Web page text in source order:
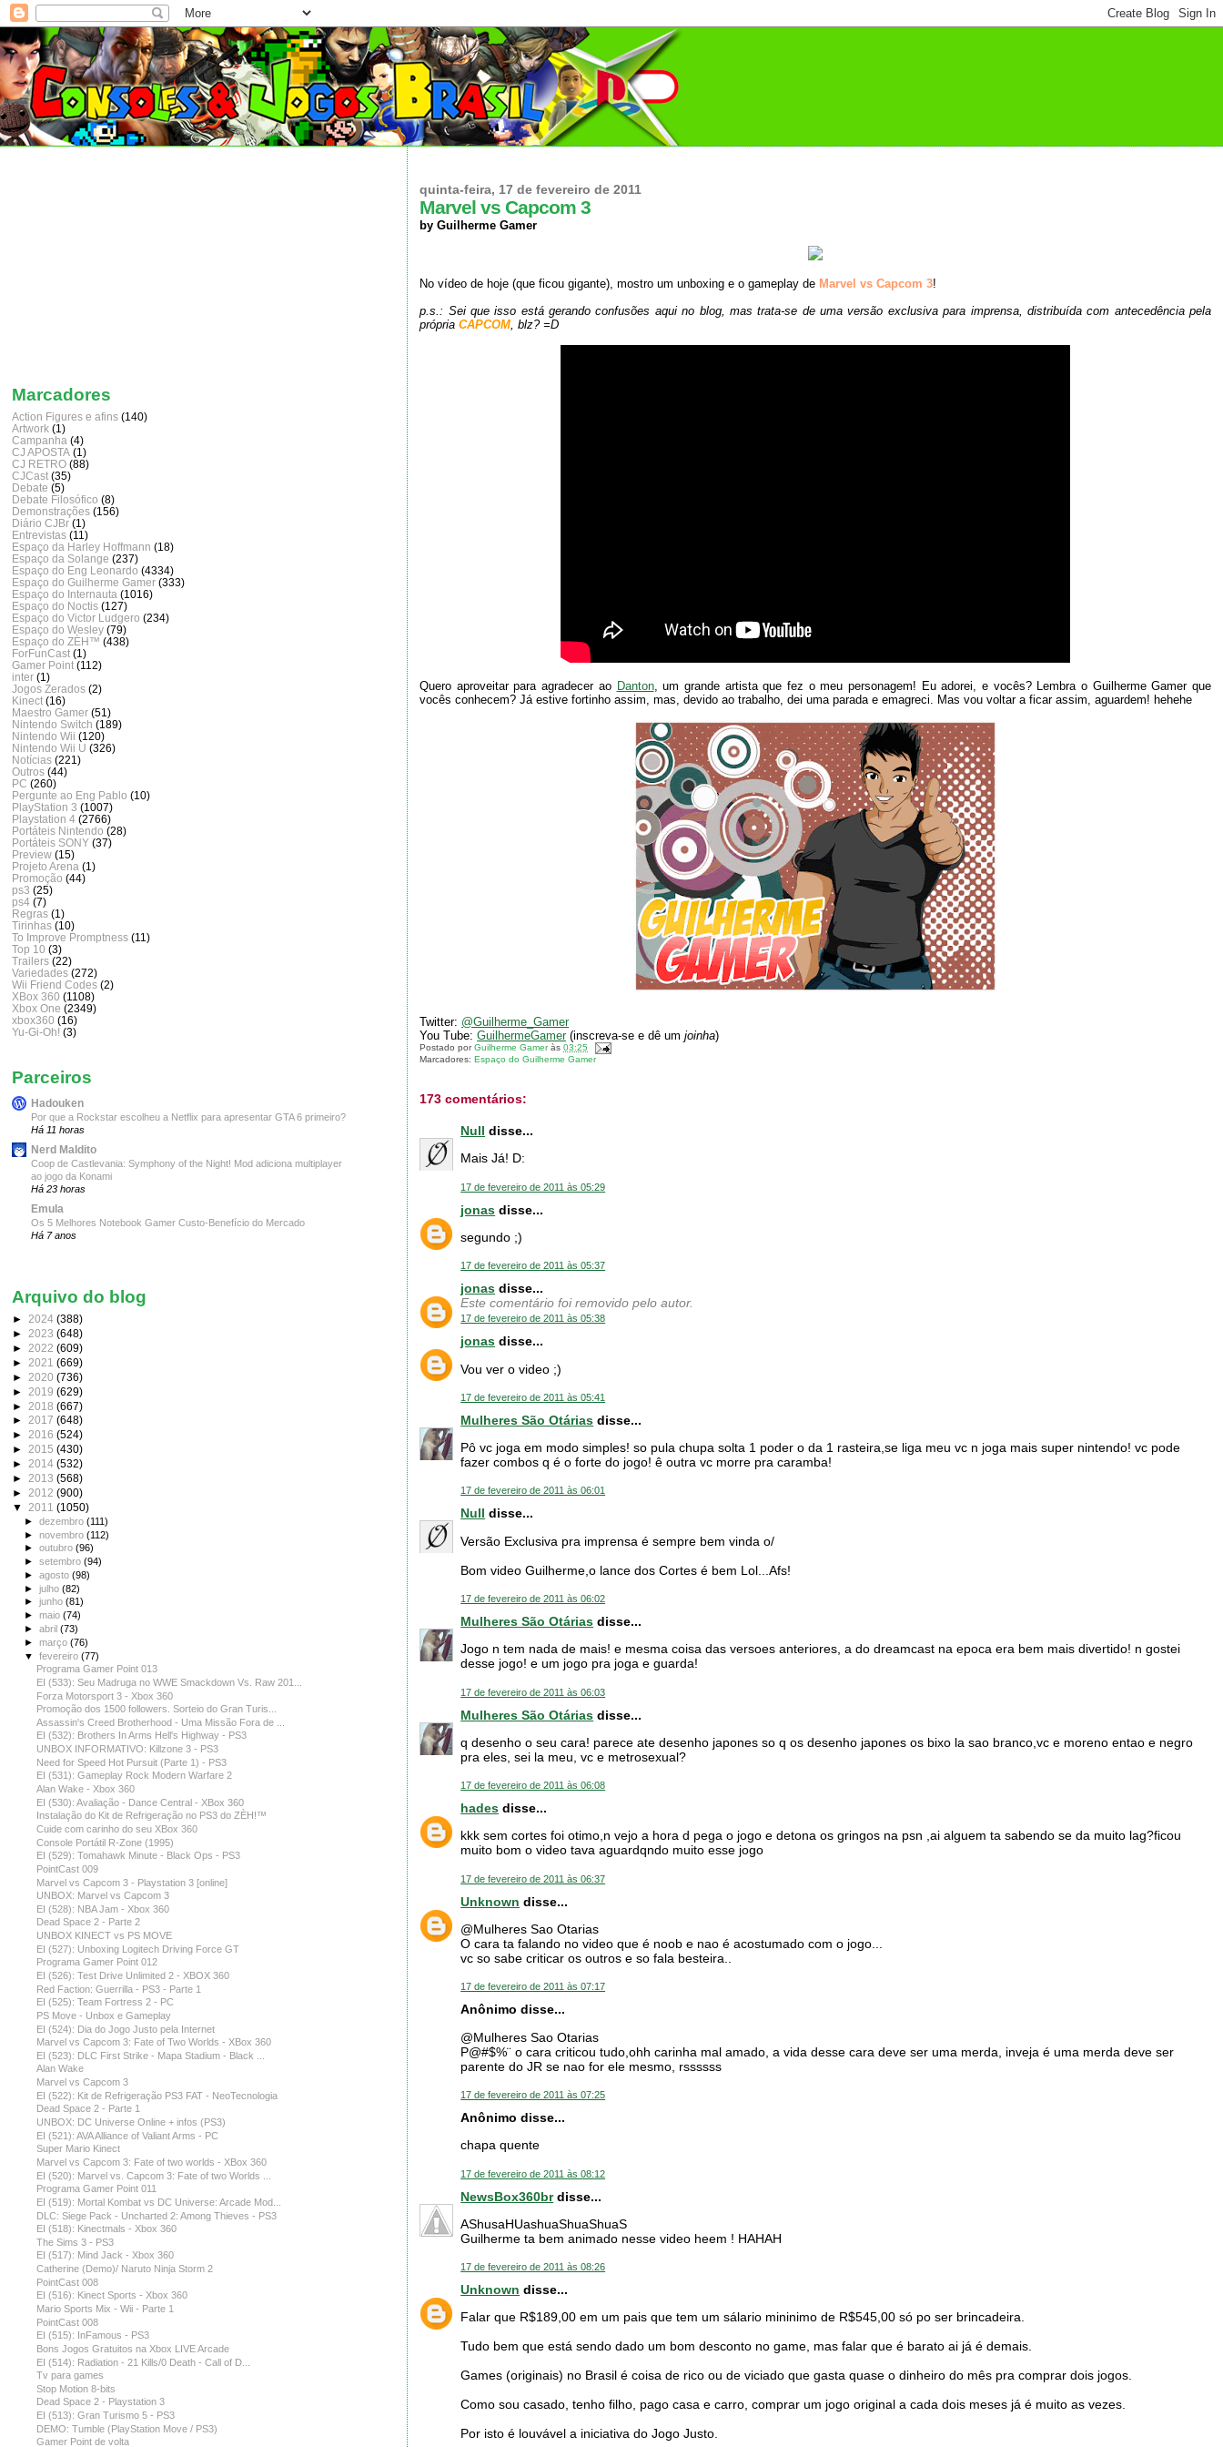
quinta-feira, 17 de fevereiro de 2011
Marvel vs Capcom 3
by Guilherme Gamer
No vídeo de hoje (que ficou gigante), mostro um unboxing e o gameplay de Marvel vs Capcom 3!
p.s.: Sei que isso está gerando confusões aqui no blog, mas trata-se de uma versão exclusiva para imprensa, distribuída com antecedência pela
própriaCAPCOM, blz? =D
Quero aproveitar para agradecer ao Danton, um grande artista que fez o meu personagem! Eu adorei, e vocês? Lembra o Guilherme Gamer que
vocês conhecem? Já estive fortinho assim, mas, devido ao trabalho, dei uma parada e emagreci. Mas vou voltar a ficar assim, aguardem! hehehe
Twitter: @Guilherme_Gamer
You Tube:GuilhermeGamer(inscreva-se e dê umjoinha)
Postado porGuilherme Gameràs03:25
Marcadores:Espaço do Guilherme Gamer
173 comentários:
Null disse...
Mais Já! D:
17 de fevereiro de 2011 às 05:29
jonas disse...
segundo ;)
17 de fevereiro de 2011 às 05:37
jonas disse...
Este comentário foi removido pelo autor.
17 de fevereiro de 2011 às 05:38
jonas disse...
Vou ver o video ;)
17 de fevereiro de 2011 às 05:41
Mulheres São Otárias disse...
Pô vc joga em modo simples! so pula chupa solta 1 poder o da 1 rasteira,se liga meu vc n joga mais super nintendo! vc pode
fazer combos q é o forte do jogo! ê outra vc morre pra caramba!
17 de fevereiro de 2011 às 06:01
Null disse...
Versão Exclusiva pra imprensa é sempre bem vinda o/
Bom video Guilherme,o lance dos Cortes é bem Lol...Afs!
17 de fevereiro de 2011 às 06:02
Mulheres São Otárias disse...
Jogo n tem nada de mais! e mesma coisa das versoes anteriores, a do dreamcast na epoca era bem mais divertido! n gostei
desse jogo! e um jogo pra joga e guarda!
17 de fevereiro de 2011 às 06:03
Mulheres São Otárias disse...
q desenho o seu cara! parece ate desenho japones so q os desenho japones os bixo la sao branco,vc e moreno entao e negro
pra eles, sei la meu, vc e metrosexual?
17 de fevereiro de 2011 às 06:08
hades disse...
kkk sem cortes foi otimo,n vejo a hora d pega o jogo e detona os gringos na psn ,ai alguem ta sabendo se da muito lag?ficou
muito bom o video tava aguardqndo muito esse jogo
17 de fevereiro de 2011 às 06:37
Unknown disse...
@Mulheres Sao Otarias
O cara ta falando no video que é noob e nao é acostumado com o jogo...
vc so sabe criticar os outros e so fala besteira..
17 de fevereiro de 2011 às 07:17
Anônimo disse...
@Mulheres Sao Otarias
P@#$%¨ o cara criticou tudo,ohh carinha mal amado, a vida desse cara deve ser uma merda, inveja é uma merda deve ser
parente do JR se nao for ele mesmo, rssssss
17 de fevereiro de 2011 às 07:25
Anônimo disse...
chapa quente
17 de fevereiro de 2011 às 08:12
NewsBox360brdisse...
AShusaHUashuaShuaShuaS
Guilherme ta bem animado nesse video heem ! HAHAH
17 de fevereiro de 2011 às 08:26
Unknown disse...
Falar que R$189,00 em um pais que tem um sálario mininimo de R$545,00 só po ser brincadeira.
Tudo bem que está sendo dado um bom desconto no game, mas falar que é barato ai já é demais.
Games (originais) no Brasil é coisa de rico ou de viciado que gasta quase o dinheiro do mês pra comprar dois jogos.
Como sou casado, tenho filho, pago casa e carro, comprar um jogo original a cada dois meses já é muito as vezes.
Por isto é louvável a iniciativa do Jogo Justo.
Marcadores
Action Figures e afins (140)
Artwork (1)
Campanha (4)
CJ APOSTA (1)
CJ RETRO (88)
CJCast (35)
Debate (5)
Debate Filosófico (8)
Demonstrações (156)
Diário CJBr (1)
Entrevistas (11)
Espaço da Harley Hoffmann (18)
Espaço da Solange (237)
Espaço do Eng Leonardo (4334)
Espaço do Guilherme Gamer (333)
Espaço do Internauta (1016)
Espaço do Noctis (127)
Espaço do Victor Ludgero (234)
Espaço do Wesley (79)
Espaço do ZÈH™ (438)
ForFunCast (1)
Gamer Point (112)
inter (1)
Jogos Zerados (2)
Kinect (16)
Maestro Gamer (51)
Nintendo Switch (189)
Nintendo Wii (120)
Nintendo Wii U (326)
Notícias (221)
Outros (44)
PC (260)
Pergunte ao Eng Pablo (10)
PlayStation 3 (1007)
Playstation 4 (2766)
Portáteis Nintendo (28)
Portáteis SONY (37)
Preview (15)
Projeto Arena (1)
Promoção (44)
ps3 (25)
ps4 (7)
Regras (1)
Tirinhas (10)
To Improve Promptness (11)
Top 10 (3)
Trailers (22)
Variedades (272)
Wii Friend Codes (2)
XBox 360 (1108)
Xbox One (2349)
xbox360 (16)
Yu-Gi-Oh! (3)
Parceiros
Hadouken
Por que a Rockstar escolheu a Netflix para apresentar GTA 6 primeiro?
Há 11 horas
Nerd Maldito
Coop de Castlevania: Symphony of the Night! Mod adiciona multiplayer
ao jogo da Konami
Há 23 horas
Emula
Os 5 Melhores Notebook Gamer Custo-Benefício do Mercado
Há 7 anos
Arquivo do blog
► 2024 (388)
► 2023 (648)
► 2022 (609)
► 2021 (669)
► 2020 (736)
► 2019 (629)
► 2018 (667)
► 2017 (648)
► 2016 (524)
► 2015 (430)
► 2014 (532)
► 2013 (568)
► 2012 (900)
▼ 2011 (1050)
►dezembro(111)
►novembro(112)
►outubro(96)
►setembro(94)
►agosto(98)
►julho(82)
►junho(81)
►maio(74)
►abril(73)
►março(76)
▼fevereiro(77)
Programa Gamer Point 013
EI (533): Seu Madruga no WWE Smackdown Vs. Raw 201...
Forza Motorsport 3 - Xbox 360
Promoção dos 1500 followers. Sorteio do Gran Turis...
Assassin's Creed Brotherhood - Uma Missão Fora de ...
EI (532): Brothers In Arms Hell's Highway - PS3
UNBOX INFORMATIVO: Killzone 3 - PS3
Need for Speed Hot Pursuit (Parte 1) - PS3
EI (531): Gameplay Rock Modern Warfare 2
Alan Wake - Xbox 360
EI (530): Avaliação - Dance Central - XBox 360
Instalação do Kit de Refrigeração no PS3 do ZÈH!™
Cuide com carinho do seu XBox 360
Console Portátil R-Zone (1995)
EI (529): Tomahawk Minute - Black Ops - PS3
PointCast 009
Marvel vs Capcom 3 - Playstation 3 [online]
UNBOX: Marvel vs Capcom 3
EI (528): NBA Jam - Xbox 360
Dead Space 2 - Parte 2
UNBOX KINECT vs PS MOVE
EI (527): Unboxing Logitech Driving Force GT
Programa Gamer Point 012
EI (526): Test Drive Unlimited 2 - XBOX 360
Red Faction: Guerrilla - PS3 - Parte 1
EI (525): Team Fortress 2 - PC
PS Move - Unbox e Gameplay
EI (524): Dia do Jogo Justo pela Internet
Marvel vs Capcom 3: Fate of Two Worlds - XBox 360
EI (523): DLC First Strike - Mapa Stadium - Black ...
Alan Wake
Marvel vs Capcom 3
EI (522): Kit de Refrigeração PS3 FAT - NeoTecnologia
Dead Space 2 - Parte 1
UNBOX: DC Universe Online + infos (PS3)
EI (521): AVA Alliance of Valiant Arms - PC
Super Mario Kinect
Marvel vs Capcom 3: Fate of two worlds - XBox 360
EI (520): Marvel vs. Capcom 3: Fate of two Worlds ...
Programa Gamer Point 011
EI (519): Mortal Kombat vs DC Universe: Arcade Mod...
DLC: Siege Pack - Uncharted 2: Among Thieves - PS3
EI (518): Kinectmals - Xbox 360
The Sims 3 - PS3
EI (517): Mind Jack - Xbox 360
Catherine (Demo)/ Naruto Ninja Storm 2
PointCast 008
EI (516): Kinect Sports - Xbox 360
Mario Sports Mix - Wii - Parte 1
PointCast 008
EI (515): InFamous - PS3
Bons Jogos Gratuitos na Xbox LIVE Arcade
EI (514): Radiation - 21 Kills/0 Death - Call of D...
Tv para games
Stop Motion 8-bits
Dead Space 2 - Playstation 3
EI (513): Gran Turismo 5 - PS3
DEMO: Tumble (PlayStation Move / PS3)
Gamer Point de volta